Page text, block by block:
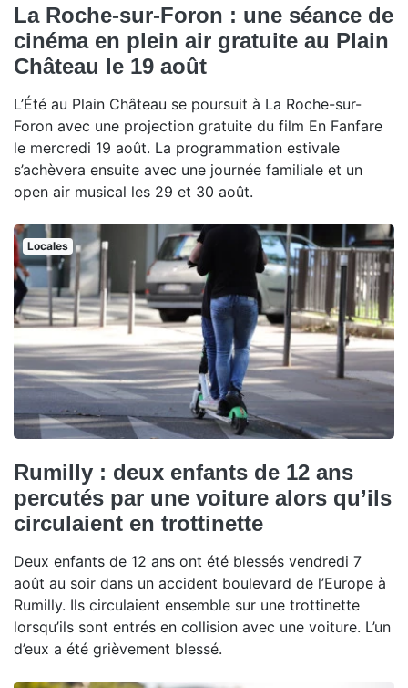
La Roche-sur-Foron : une séance de
cinéma en plein air gratuite au Plain
Château le 19 août
L’Été au Plain Château se poursuit à La Roche-sur-
Foron avec une projection gratuite du film En Fanfare
le mercredi 19 août. La programmation estivale
s’achèvera ensuite avec une journée familiale et un
open air musical les 29 et 30 août.
Locales
Rumilly : deux enfants de 12 ans
percutés par une voiture alors qu’ils
circulaient en trottinette
Deux enfants de 12 ans ont été blessés vendredi 7
août au soir dans un accident boulevard de l’Europe à
Rumilly. Ils circulaient ensemble sur une trottinette
lorsqu’ils sont entrés en collision avec une voiture. L’un
d’eux a été grièvement blessé.